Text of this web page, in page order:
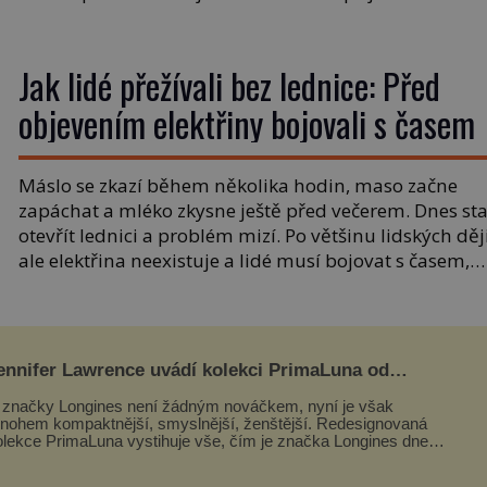
sympatie – pomůže […]
Jak lidé přežívali bez lednice: Před
objevením elektřiny bojovali s časem
Máslo se zkazí během několika hodin, maso začne
zapáchat a mléko zkysne ještě před večerem. Dnes
otevřít lednici a problém mizí. Po většinu lidských
ale elektřina neexistuje a lidé musí bojovat s časem,
Lawrence uvádí kolekci PrimaLuna od
značky Longines není žádným nováčkem, nyní je však
kompaktnější, smyslnější, ženštější. Redesignovaná
PrimaLuna vystihuje vše, čím je značka Longines dnes a